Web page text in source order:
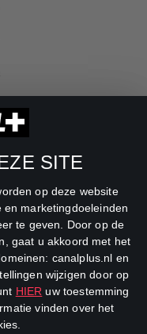
SITE
op deze website
marketingdoeleinden
te geven. Door op de
gaat u akkoord met het
canalplus.nl en
wijzigen door op
HIER uw toestemming
vinden over het
Channel